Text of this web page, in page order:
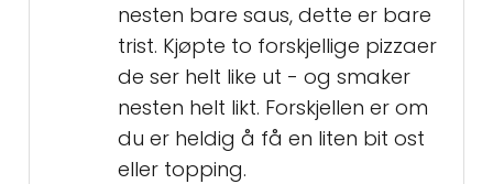
nesten bare saus, dette er bare
trist. Kjøpte to forskjellige pizzaer
de ser helt like ut - og smaker
nesten helt likt. Forskjellen er om
du er heldig å få en liten bit ost
eller topping.